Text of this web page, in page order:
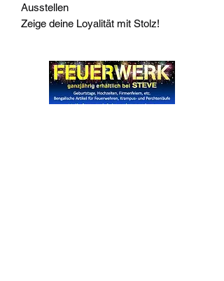
Ausstellen
Zeige deine Loyalität mit Stolz!